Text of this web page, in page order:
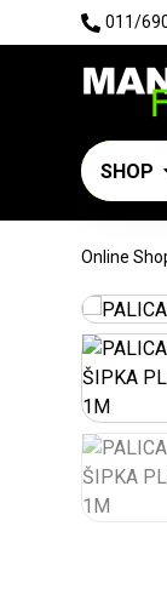
011/
SHOP
Online